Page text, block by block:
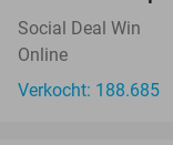
Social Deal Win
Online
Verkocht: 188.685